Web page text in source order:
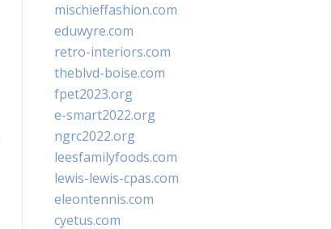
mischieffashion.com
eduwyre.com
retro-interiors.com
theblvd-boise.com
fpet2023.org
e-smart2022.org
ngrc2022.org
leesfamilyfoods.com
lewis-lewis-cpas.com
eleontennis.com
cyetus.com